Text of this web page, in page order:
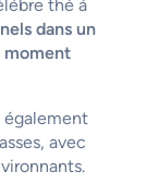
thé à
dans un
moment
également
avec